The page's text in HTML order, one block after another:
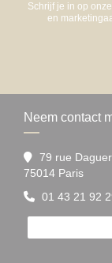
Schrijf je in op
en
Neem contact
79 rue
75014 Paris
01 43 21 92